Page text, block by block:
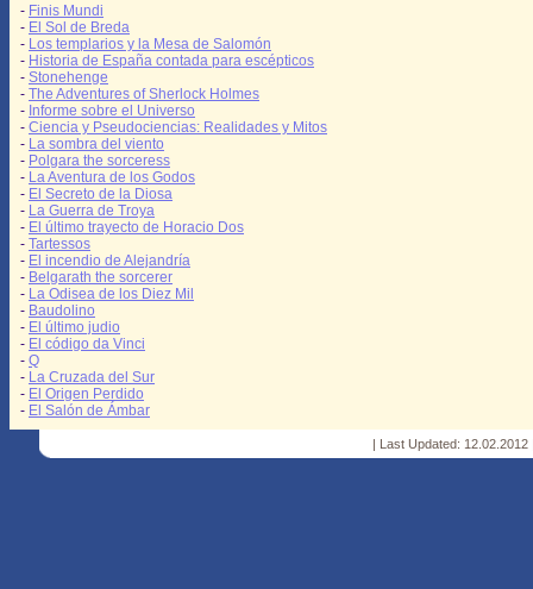
- Finis Mundi
- El Sol de Breda
- Los templarios y la Mesa de Salomón
- Historia de España contada para escépticos
- Stonehenge
- The Adventures of Sherlock Holmes
- Informe sobre el Universo
- Ciencia y Pseudociencias: Realidades y Mitos
- La sombra del viento
- Polgara the sorceress
- La Aventura de los Godos
- El Secreto de la Diosa
- La Guerra de Troya
- El último trayecto de Horacio Dos
- Tartessos
- El incendio de Alejandría
- Belgarath the sorcerer
- La Odisea de los Diez Mil
- Baudolino
- El último judio
- El código da Vinci
- Q
- La Cruzada del Sur
- El Origen Perdido
- El Salón de Ámbar
| Last Updated: